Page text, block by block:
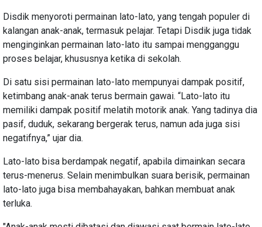
Disdik menyoroti permainan lato-lato, yang tengah populer di
kalangan anak-anak, termasuk pelajar. Tetapi Disdik juga tidak
menginginkan permainan lato-lato itu sampai mengganggu
proses belajar, khususnya ketika di sekolah.
Di satu sisi permainan lato-lato mempunyai dampak positif,
ketimbang anak-anak terus bermain gawai. “Lato-lato itu
memiliki dampak positif melatih motorik anak. Yang tadinya dia
pasif, duduk, sekarang bergerak terus, namun ada juga sisi
negatifnya,” ujar dia.
Lato-lato bisa berdampak negatif, apabila dimainkan secara
terus-menerus. Selain menimbulkan suara berisik, permainan
lato-lato juga bisa membahayakan, bahkan membuat anak
terluka.